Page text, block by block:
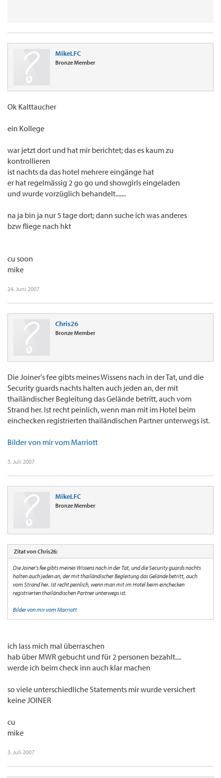
MikeLFC
Bronze Member
Ok Kalttaucher
ein Kollege
war jetzt dort und hat mir berichtet; das es kaum zu
kontrollieren
ist nachts da das hotel mehrere eingänge hat
er hat regelmässig 2 go go und showgirls eingeladen
und wurde vorzüglich behandelt.......
na ja bin ja nur 5 tage dort; dann suche ich was anderes
bzw fliege nach hkt
cu soon
mike
24. Juni 2007
Chris26
Bronze Member
Die Joiner's fee gibts meines Wissens nach in der Tat, und die
Security guards nachts halten auch jeden an, der mit
thailändischer Begleitung das Gelände betritt, auch vom
Strand her. Ist recht peinlich, wenn man mit im Hotel beim
einchecken registrierten thailändischen Partner unterwegs ist.
Bilder von mir vom Marriott
3. Juli 2007
MikeLFC
Bronze Member
Zitat von Chris26:
Die Joiner's fee gibts meines Wissens nach in der Tat, und die Security guards nachts
halten auch jeden an, der mit thailändischer Begleitung das Gelände betritt, auch
vom Strand her. Ist recht peinlich, wenn man mit im Hotel beim einchecken
registrierten thailändischen Partner unterwegs ist.
Bilder von mir vom Marriott
ich lass mich mal überraschen
hab über MWR gebucht und für 2 personen bezahlt....
werde ich beim check inn auch klar machen
so viele unterschiedliche Statements mir wurde versichert
keine JOINER
cu
mike
3. Juli 2007